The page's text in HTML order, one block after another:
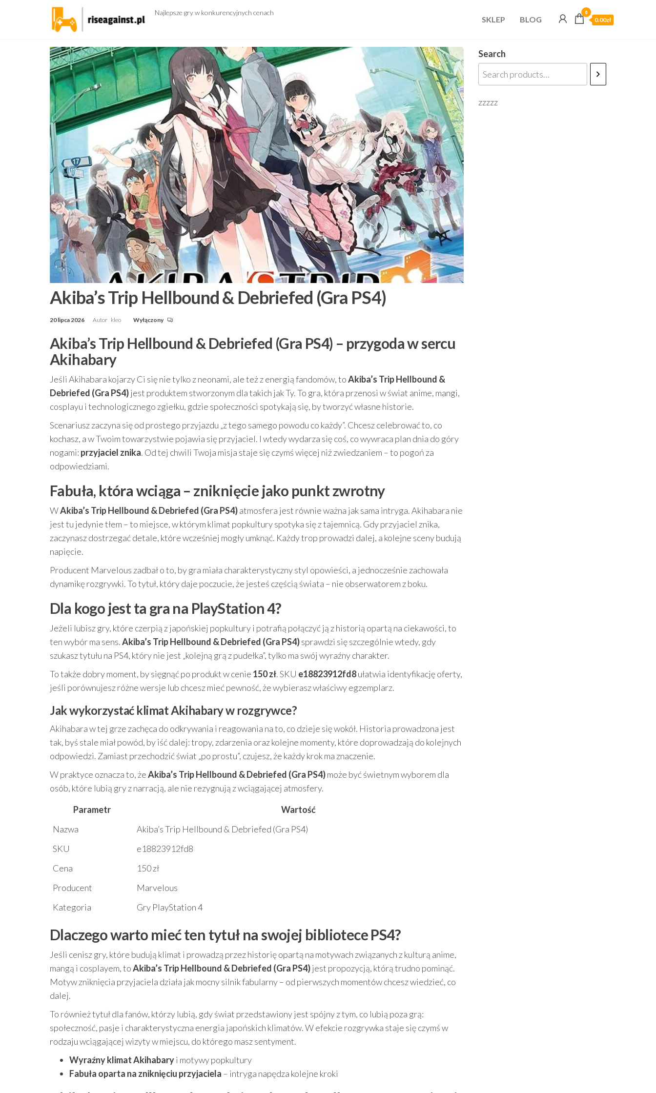
Najlepsze gry w konkurencyjnych cenach
SKLEP BLOG
0
0.00zł
Akiba’s Trip Hellbound & Debriefed (Gra PS4)
20 lipca 2026 Autor kleo Wyłączony
Akiba’s Trip Hellbound & Debriefed (Gra PS4) – przygoda w sercu
Akihabary
Jeśli Akihabara kojarzy Ci się nie tylko z neonami, ale też z energią fandomów, toAkiba’s Trip Hellbound &
Debriefed (Gra PS4)jest produktem stworzonym dla takich jak Ty. To gra, która przenosi w świat anime, mangi,
cosplayu i technologicznego zgiełku, gdzie społeczności spotykają się, by tworzyć własne historie.
Scenariusz zaczyna się od prostego przyjazdu „z tego samego powodu co każdy”. Chcesz celebrować to, co
kochasz, a w Twoim towarzystwie pojawia się przyjaciel. I wtedy wydarza się coś, co wywraca plan dnia do góry
nogami: przyjaciel znika. Od tej chwili Twoja misja staje się czymś więcej niż zwiedzaniem – to pogoń za
odpowiedziami.
Fabuła, która wciąga – zniknięcie jako punkt zwrotny
WAkiba’s Trip Hellbound & Debriefed (Gra PS4)atmosfera jest równie ważna jak sama intryga. Akihabara nie
jest tu jedynie tłem – to miejsce, w którym klimat popkultury spotyka się z tajemnicą. Gdy przyjaciel znika,
zaczynasz dostrzegać detale, które wcześniej mogły umknąć. Każdy trop prowadzi dalej, a kolejne sceny budują
napięcie.
Producent Marvelous zadbał o to, by gra miała charakterystyczny styl opowieści, a jednocześnie zachowała
dynamikę rozgrywki. To tytuł, który daje poczucie, że jesteś częścią świata – nie obserwatorem z boku.
Dla kogo jest ta gra na PlayStation 4?
Jeżeli lubisz gry, które czerpią z japońskiej popkultury i potrafią połączyć ją z historią opartą na ciekawości, to
ten wybór ma sens.Akiba’s Trip Hellbound & Debriefed (Gra PS4)sprawdzi się szczególnie wtedy, gdy
szukasz tytułu na PS4, który nie jest „kolejną grą z pudełka”, tylko ma swój wyraźny charakter.
To także dobry moment, by sięgnąć po produkt w cenie 150 zł. SKU e18823912fd8ułatwia identyfikację oferty,
jeśli porównujesz różne wersje lub chcesz mieć pewność, że wybierasz właściwy egzemplarz.
Jak wykorzystać klimat Akihabary w rozgrywce?
Akihabara w tej grze zachęca do odkrywania i reagowania na to, co dzieje się wokół. Historia prowadzona jest
tak, byś stale miał powód, by iść dalej: tropy, zdarzenia oraz kolejne momenty, które doprowadzają do kolejnych
odpowiedzi. Zamiast przechodzić świat „po prostu”, czujesz, że każdy krok ma znaczenie.
W praktyce oznacza to, żeAkiba’s Trip Hellbound & Debriefed (Gra PS4)może być świetnym wyborem dla
osób, które lubią gry z narracją, ale nie rezygnują z wciągającej atmosfery.
Parametr
Wartość
Nazwa
Akiba’s Trip Hellbound & Debriefed (Gra PS4)
SKU
e18823912fd8
Cena
150 zł
Producent
Marvelous
Kategoria
Gry PlayStation 4
Dlaczego warto mieć ten tytuł na swojej bibliotece PS4?
Jeśli cenisz gry, które budują klimat i prowadzą przez historię opartą na motywach związanych z kulturą anime,
mangą i cosplayem, toAkiba’s Trip Hellbound & Debriefed (Gra PS4)jest propozycją, którą trudno pominąć.
Motyw zniknięcia przyjaciela działa jak mocny silnik fabularny – od pierwszych momentów chcesz wiedzieć, co
dalej.
To również tytuł dla fanów, którzy lubią, gdy świat przedstawiony jest spójny z tym, co lubią poza grą:
społeczność, pasje i charakterystyczna energia japońskich klimatów. W efekcie rozgrywka staje się czymś w
rodzaju wciągającej wizyty w miejscu, do którego masz sentyment.
Wyraźny klimat Akihabaryi motywy popkultury
Fabuła oparta na zniknięciu przyjaciela – intryga napędza kolejne kroki
Search
zzzzz